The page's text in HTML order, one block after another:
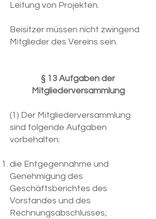
Leitung von Projekten.
Beisitzer müssen nicht zwingend
Mitglieder des Vereins sein.
§ 13 Aufgaben der
Mitgliederversammlung
(1) Der Mitgliederversammlung
sind folgende Aufgaben
vorbehalten:
die Entgegennahme und
Genehmigung des
Geschäftsberichtes des
Vorstandes und des
Rechnungsabschlusses;